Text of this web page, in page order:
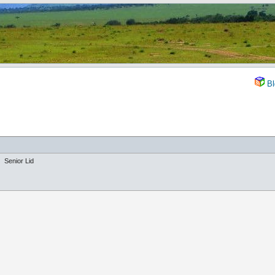
Senior Lid